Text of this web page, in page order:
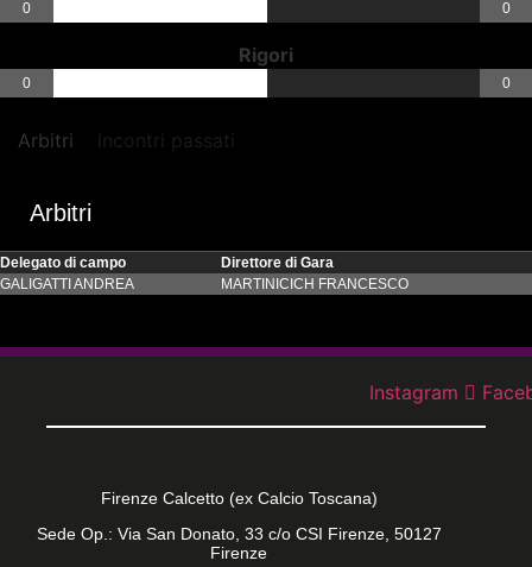
0 0
Rigori
0 0
Arbitri Incontri passati
Arbitri
Delegato di campo
Direttore di Gara
GALIGATTI ANDREA
MARTINICICH FRANCESCO
Instagram
Firenze Calcetto (ex Calcio Toscana)
Sede Op.: Via San Donato, 33 c/o CSI Firenze, 50127
Firenze